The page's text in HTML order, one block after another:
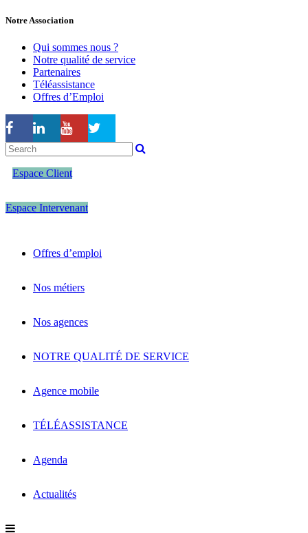
Notre Association
Qui sommes nous ?
Notre qualité de service
Partenaires
Téléassistance
Offres d’Emploi
Espace Client
Espace Intervenant
Offres d’emploi
Nos métiers
Nos agences
NOTRE QUALITÉ DE SERVICE
Agence mobile
TÉLÉASSISTANCE
Agenda
Actualités